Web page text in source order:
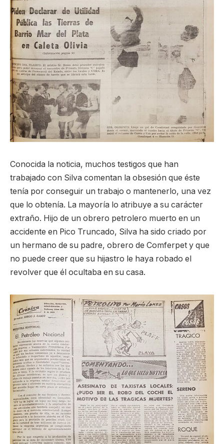
Conocida la noticia, muchos testigos que han
trabajado con Silva comentan la obsesión que éste
tenía por conseguir un trabajo o mantenerlo, una vez
que lo obtenía. La mayoría lo atribuye a su carácter
extraño. Hijo de un obrero petrolero muerto en un
accidente en Pico Truncado, Silva ha sido criado por
un hermano de su padre, obrero de Comferpet y que
no puede creer que su hijastro le haya robado el
revolver que él ocultaba en su casa.